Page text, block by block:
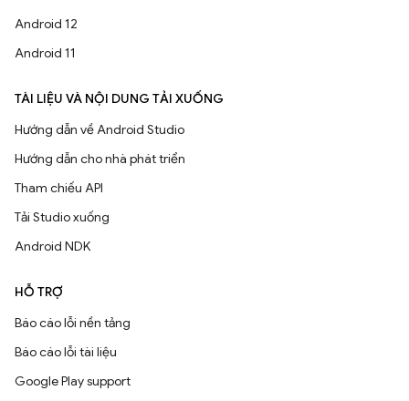
Android 12
Android 11
TÀI LIỆU VÀ NỘI DUNG TẢI XUỐNG
Hướng dẫn về Android Studio
Hướng dẫn cho nhà phát triển
Tham chiếu API
Tải Studio xuống
Android NDK
HỖ TRỢ
Báo cáo lỗi nền tảng
Báo cáo lỗi tài liệu
Google Play support